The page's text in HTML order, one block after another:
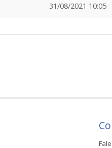
31/08/2021 10:05